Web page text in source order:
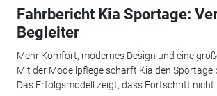
Fahrbericht Kia Sportage:
Begleiter
Mehr Komfort, modernes Design und eine
Mit der Modellpflege schärft Kia den Sportage
Das Erfolgsmodell zeigt, dass Fortschritt nicht